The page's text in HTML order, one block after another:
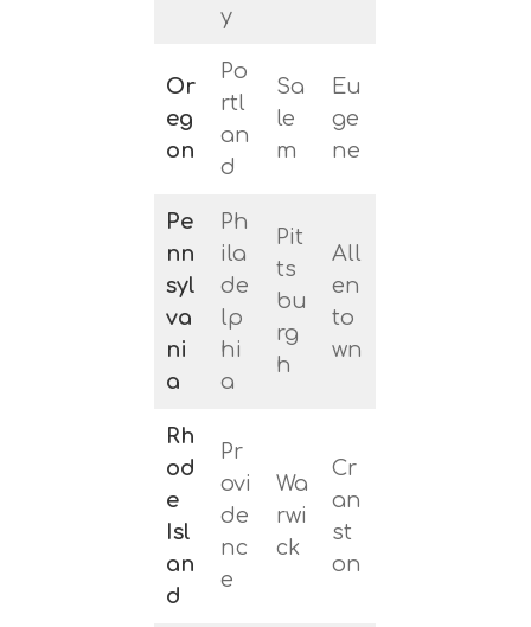
y
Or
eg
on
Po
rtl
an
d
Sa
le
m
Eu
ge
ne
Pe
nn
syl
va
ni
a
Ph
ila
de
lp
hi
a
Pit
ts
bu
rg
h
All
en
to
wn
Rh
od
e
Isl
an
d
Pr
ovi
de
nc
e
Wa
rwi
ck
Cr
an
st
on